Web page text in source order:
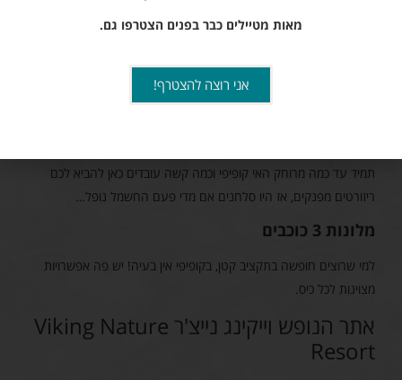
תיירים והן מקומיים.
מלונות מומלצים בקופיפי
לא נסיים את המדריך למטייל בקופיפי בלי המלצה על המלונות הטובים
תמיד עד כמה מרוחק האי קופיפי וכמה קשה עובדים כאן להביא לכם
ריזורטים מפנקים, אז היו סלחנים אם מדי פעם החשמל נופל…
מלונות 3 כוכבים
למי שרוצים חופשה בתקציב קטן, בקופיפי אין בעיה! יש פה אפשרויות
מצוינות לכל כיס.
אתר הנופש וייקינג נייצ'ר Viking Nature
Resort
מאות מטיילים כבר בפנים הצטרפו גם.
אני רוצה להצטרף!